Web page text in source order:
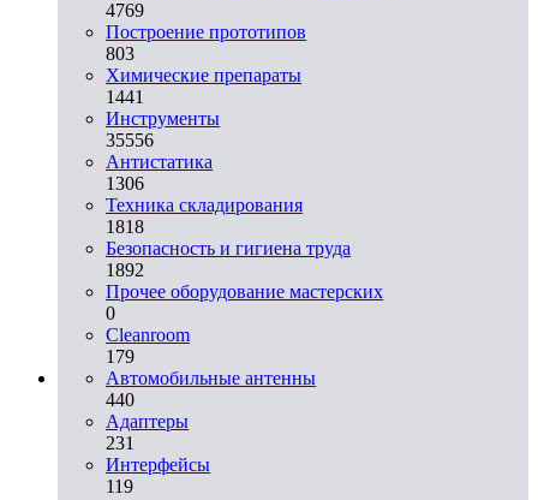
4769
Построение прототипов
803
Химические препараты
1441
Инструменты
35556
Aнтистатика
1306
Техника складирования
1818
Безопасность и гигиена труда
1892
Прочее оборудование мастерских
0
Cleanroom
179
Автомобильные антенны
440
Адаптеры
231
Интерфейсы
119